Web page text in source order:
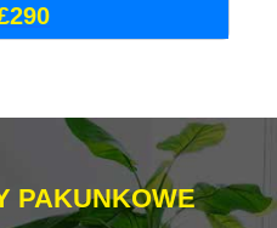
PAKUNKOWE